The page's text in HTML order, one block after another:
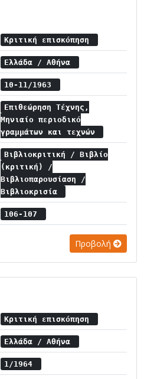
Κριτική επισκόπηση
Ελλάδα / Αθήνα
10-11/1963
Επιθεώρηση Τέχνης,
Μηνιαίο περιοδικό
γραμμάτων και τεχνών
Βιβλιοκριτική / Βιβλίο
(κριτική) /
Βιβλιοπαρουσίαση /
Βιβλιοκρισία
106-107
Προβολή
Κριτική επισκόπηση
Ελλάδα / Αθήνα
1/1964